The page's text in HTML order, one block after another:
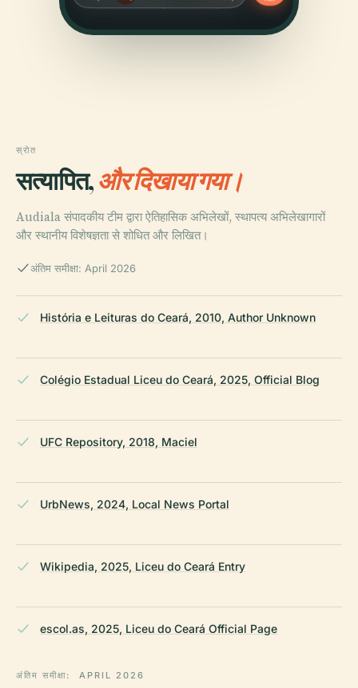
स्रोत
सत्यापित,और दिखाया गया।
Audiala संपादकीय टीम द्वारा ऐतिहासिक अभिलेखों, स्थापत्य अभिलेखागारों
और स्थानीय विशेषज्ञता से शोधित और लिखित।
अंतिम समीक्षा: April 2026
História e Leituras do Ceará, 2010, Author Unknown
Colégio Estadual Liceu do Ceará, 2025, Official Blog
UFC Repository, 2018, Maciel
UrbNews, 2024, Local News Portal
Wikipedia, 2025, Liceu do Ceará Entry
escol.as, 2025, Liceu do Ceará Official Page
अंतिम समीक्षा: APRIL 2026